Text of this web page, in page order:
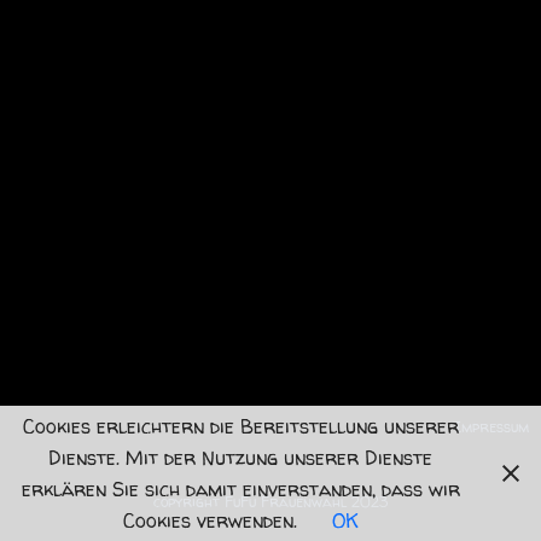
Impressum
copyright FuFu Frauenwahl 2023
Cookies erleichtern die Bereitstellung unserer
Dienste. Mit der Nutzung unserer Dienste
erklären Sie sich damit einverstanden, dass wir
Cookies verwenden.
OK